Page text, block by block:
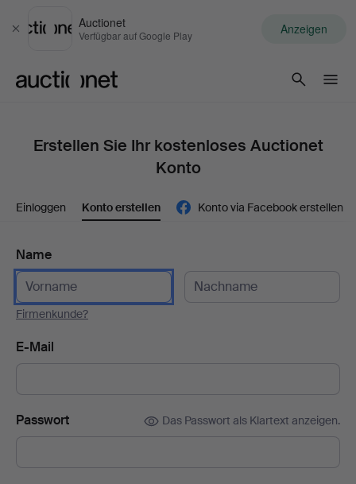
Schließen
Auctionet
Verfügbar auf Google Play Anzeigen
Erstellen Sie Ihr kostenloses Auctionet
Konto
Einloggen Konto erstellen Konto via Facebook erstellen
Name
Firmenkunde?
E-Mail
Passwort Das Passwort als Klartext anzeigen.